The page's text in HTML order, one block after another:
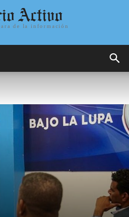
Activo
de la información